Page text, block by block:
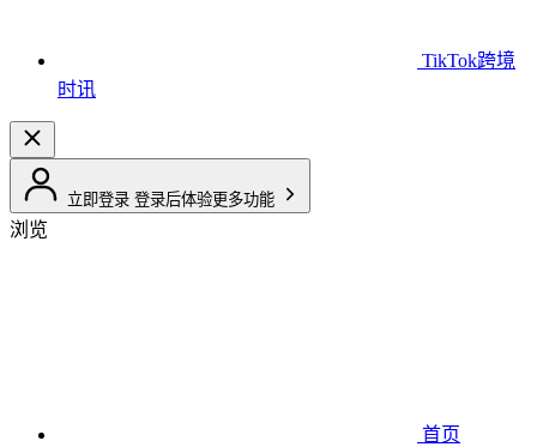
TikTok跨境
时讯
立即登录 登录后体验更多功能
浏览
首页